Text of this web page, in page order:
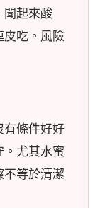
聞起來酸
皮吃。風險
有條件好好
。尤其水蜜
不等於清潔